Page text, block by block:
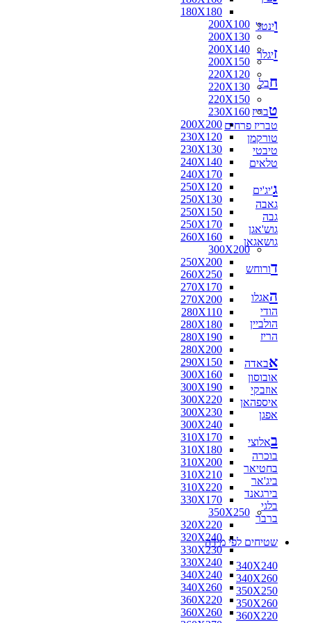
180X180
200X100
200X130
200X140
200X150
220X120
220X130
220X150
230X160
200X200
230X120
230X130
240X140
240X170
250X120
250X130
250X150
250X170
260X160
300X200
250X200
260X250
270X170
270X200
280X110
280X180
280X190
280X200
290X150
300X160
300X190
300X220
300X230
300X240
310X170
310X180
310X200
310X210
310X220
330X170
350X250
320X220
320X240
330X230
330X240
340X240
340X260
360X220
360X260
וינטג'
זיגלר
חבל
טבריז
טבריז פרחים
טורקמן
טיבטי
טלאים
ג'יג'ים
גאבה
גבה
גוש'אגן
גושאגאן
דורוחש
האגלו
הודי
הולביין
הריז
אבאדה
אובוסון
אוזבקי
איספהאן
אפגן
באלוצי
בוכרה
בחטיאר
ביג'אר
בירגאנד
בלגי
ברבר
שטיחים לפי מידה
340X240
340X260
350X250
350X260
360X220